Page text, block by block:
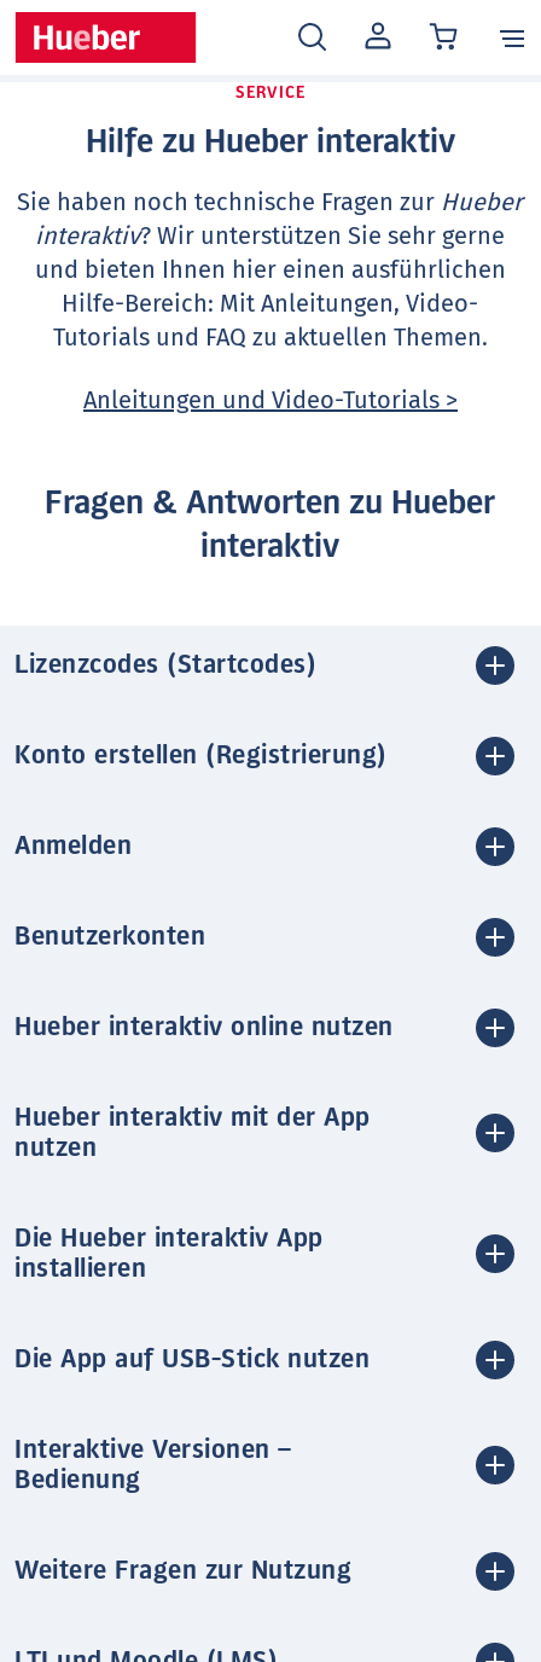
MEIN
KONTO
SERVICE
Hilfe zu Hueber interaktiv
Sie haben noch technische Fragen zur Hueber
interaktiv? Wir unterstützen Sie sehr gerne
und bieten Ihnen hier einen ausführlichen
Hilfe-Bereich: Mit Anleitungen, Video-
Tutorials und FAQ zu aktuellen Themen.
Anleitungen und Video-Tutorials >
Fragen & Antworten zu Hueber
interaktiv
Lizenzcodes (Startcodes)
Konto erstellen (Registrierung)
Anmelden
Benutzerkonten
Hueber interaktiv online nutzen
Hueber interaktiv mit der App
nutzen
Die Hueber interaktiv App
installieren
Die App auf USB-Stick nutzen
Interaktive Versionen –
Bedienung
Weitere Fragen zur Nutzung